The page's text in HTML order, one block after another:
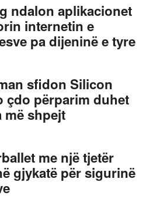
ndalon aplikacionet
internetin e
pa dijeninë e tyre
sfidon Silicon
çdo përparim duhet
më shpejt
me një tjetër
gjykatë për sigurinë